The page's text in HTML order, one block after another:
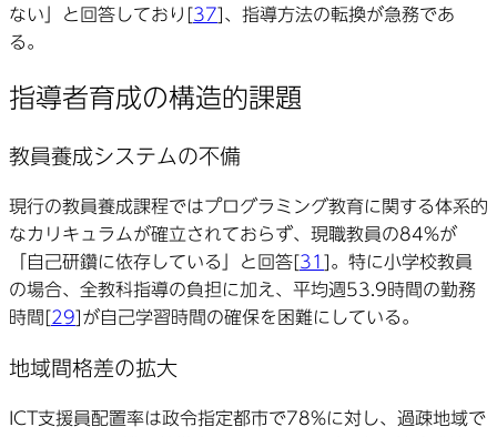
ない」と回答しており[37]、指導方法の転換が急務であ
る。
指導者育成の構造的課題
教員養成システムの不備
現行の教員養成課程ではプログラミング教育に関する体系的
なカリキュラムが確立されておらず、現職教員の84%が
「自己研鑽に依存している」と回答[31 ]。特に小学校教員
の場合、全教科指導の負担に加え、平均週53.9時間の勤務
時間[29]が自己学習時間の確保を困難にしている。
地域間格差の拡大
ICT支援員配置率は政令指定都市で78%に対し、過疎地域で